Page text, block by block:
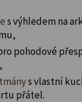
s výhledem na
pohodové
s vlastní
přátel.